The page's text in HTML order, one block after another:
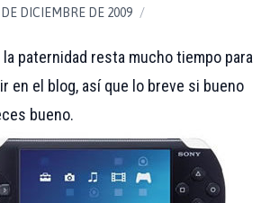
DE DICIEMBRE DE 2009 /
paternidad resta mucho tiempo para
en el blog, así que lo breve si bueno
bueno.